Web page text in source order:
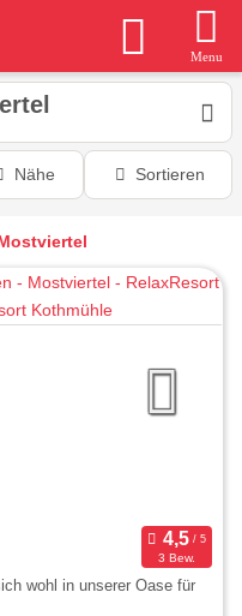
Menu
Nähe Sortieren
3 Bew.
wohl in unserer Oase für